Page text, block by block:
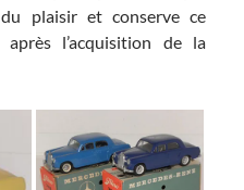
plaisir et conserve ce
après l’acquisition de la